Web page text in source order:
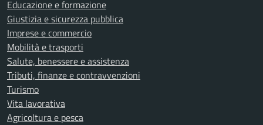
Educazione e formazione
Giustizia e sicurezza pubblica
Imprese e commercio
Mobilità e trasporti
Salute, benessere e assistenza
Tributi, finanze e contravvenzioni
Turismo
Vita lavorativa
Agricoltura e pesca